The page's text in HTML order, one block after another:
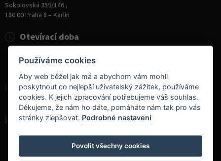
Sokolovská 359/146 ,
180 00 Praha 8 – Karlín
+420 284 826 787
+420 604 728 042
info@boatpark.cz
Otevírací doba
Úterý - Pátek
10:00 - 19:00
Sobota
9:00 - 14:00
Používáme cookies
Aby web běžel jak má a abychom vám mohli
poskytnout co nejlepší uživatelský zážitek, používáme
cookies. K jejich zpracování potřebujeme váš souhlas.
Děkujeme, že nám ho dáte, pomáháte nám tak pro vás
stránky zlepšovat. Podrobné nastavení
Povolit všechny cookies